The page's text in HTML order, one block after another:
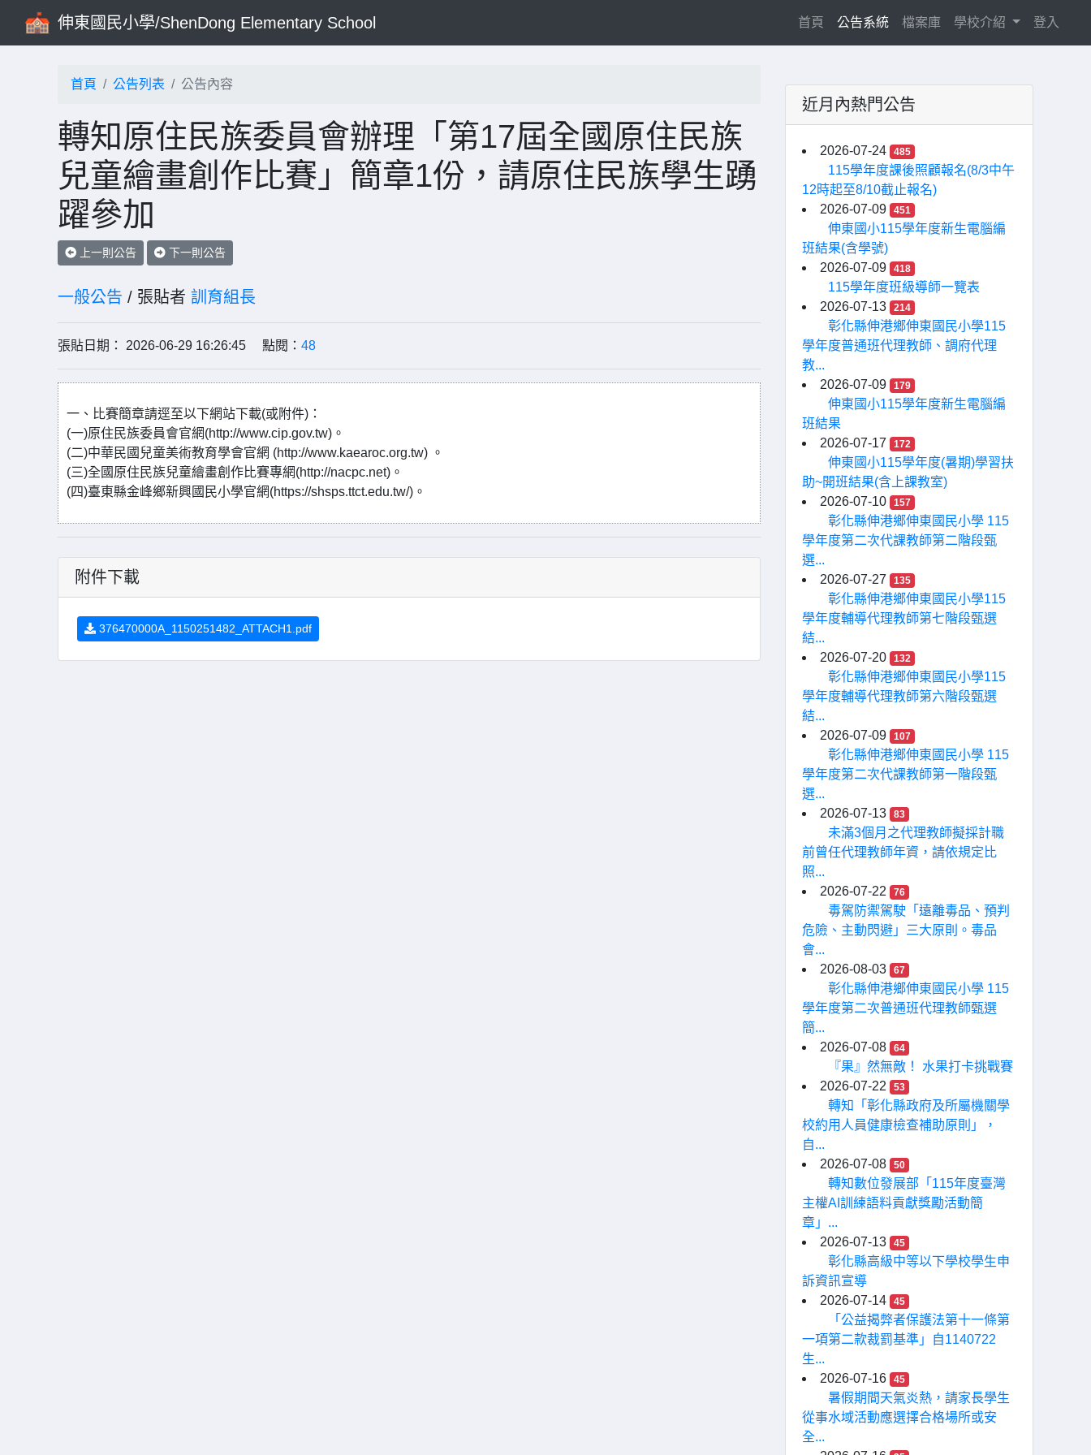
伸東國民小學/ShenDong Elementary School 首頁 (current)
公告系統 檔案庫 學校介紹 登入
首頁 公告列表 公告內容
轉知原住民族委員會辦理「第17屆全國原住民族
兒童繪畫創作比賽」簡章1份，請原住民族學生踴
躍參加
上一則公告 下一則公告
一般公告 / 張貼者 訓育組長
張貼日期： 2026-06-29 16:26:45 點閱： 48
一、比賽簡章請逕至以下網站下載(或附件)：
(一)原住民族委員會官網(http://www.cip.gov.tw)。
(二)中華民國兒童美術教育學會官網 (http://www.kaearoc.org.tw) 。
(三)全國原住民族兒童繪畫創作比賽專網(http://nacpc.net)。
(四)臺東縣金峰鄉新興國民小學官網(https://shsps.ttct.edu.tw/)。
附件下載
376470000A_1150251482_ATTACH1.pdf
近月內熱門公告
2026-07-24 485
115學年度課後照顧報名(8/3中午
12時起至8/10截止報名)
2026-07-09
451
伸東國小115學年度新生電腦編
班結果(含學號)
2026-07-09
418
115學年度班級導師一覽表
2026-07-13
214
彰化縣伸港鄉伸東國民小學115
學年度普通班代理教師、調府代理
教...
2026-07-09
179
伸東國小115學年度新生電腦編
班結果
2026-07-17
172
伸東國小115學年度(暑期)學習扶
助~開班結果(含上課教室)
2026-07-10
157
彰化縣伸港鄉伸東國民小學 115
學年度第二次代課教師第二階段甄
選...
2026-07-27
135
彰化縣伸港鄉伸東國民小學115
學年度輔導代理教師第七階段甄選
結...
2026-07-20
132
彰化縣伸港鄉伸東國民小學115
學年度輔導代理教師第六階段甄選
結...
2026-07-09
107
彰化縣伸港鄉伸東國民小學 115
學年度第二次代課教師第一階段甄
選...
2026-07-13
83
未滿3個月之代理教師擬採計職
前曾任代理教師年資，請依規定比
照...
2026-07-22
76
毒駕防禦駕駛「遠離毒品、預判
危險、主動閃避」三大原則。毒品
會...
2026-08-03
67
彰化縣伸港鄉伸東國民小學 115
學年度第二次普通班代理教師甄選
簡...
2026-07-08
64
『果』然無敵！ 水果打卡挑戰賽
2026-07-22
53
轉知「彰化縣政府及所屬機關學
校約用人員健康檢查補助原則」，
自...
2026-07-08
50
轉知數位發展部「115年度臺灣
主權AI訓練語料貢獻獎勵活動簡
章」...
2026-07-13
45
彰化縣高級中等以下學校學生申
訴資訊宣導
2026-07-14
45
「公益揭弊者保護法第十一條第
一項第二款裁罰基準」自1140722
生...
2026-07-16
45
暑假期間天氣炎熱，請家長學生
從事水域活動應選擇合格場所或安
全...